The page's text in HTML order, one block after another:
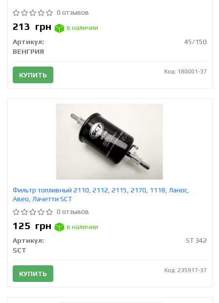
0 отзывов
213 грн
в наличии
Артикул:
45/150
ВЕНГРИЯ
КУПИТЬ Код: 180001-37
Фильтр топливный 2110, 2112, 2115, 2170, 1118, Ланос,
Авео, Лачетти SCT
0 отзывов
125 грн
в наличии
Артикул:
ST 342
SCT
КУПИТЬ Код: 235917-37